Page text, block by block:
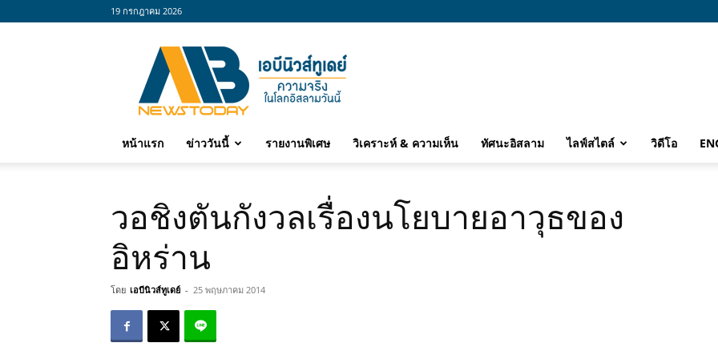
19 กรกฎาคม 2026
abnewstoday
หน้าแรก ข่าววันนี้ รายงานพิเศษ วิเคราะห์ & ความเห็น ทัศนะอิสลาม ไลฟ์สไตล์ วิดีโอ
วอชิงตันกังวลเรื่องนโยบายอาวุธของ
อิหร่าน
โดย เอบีนิวส์ทูเดย์ - 25 พฤษภาคม 2014